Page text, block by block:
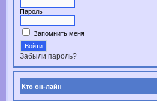
Пароль
Запомнить меня
Забыли пароль?
Кто он-лайн